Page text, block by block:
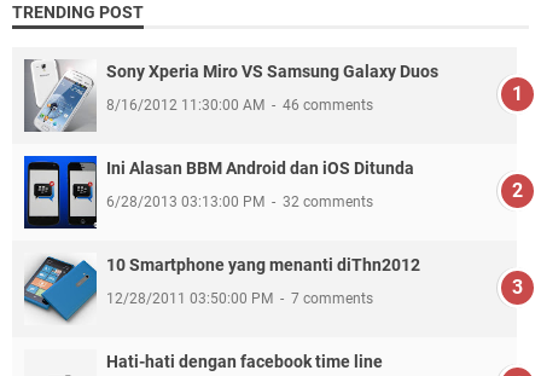
TRENDING POST
Sony Xperia Miro VS Samsung Galaxy Duos
8/16/2012 11:30:00 AM 46 comments
Ini Alasan BBM Android dan iOS Ditunda
6/28/2013 03:13:00 PM 32 comments
10 Smartphone yang menanti diThn2012
12/28/2011 03:50:00 PM 7 comments
Hati-hati dengan facebook time line